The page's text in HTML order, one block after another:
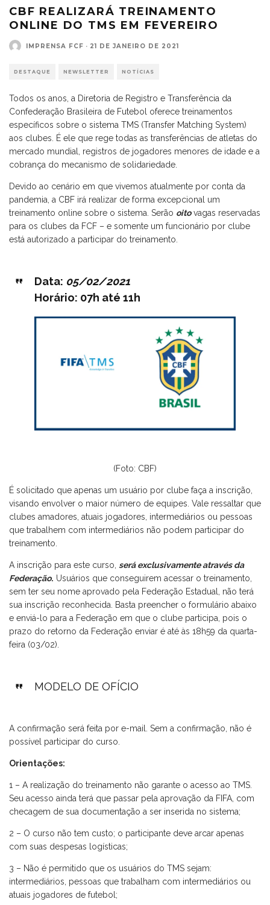
CBF REALIZARÁ TREINAMENTO
ONLINE DO TMS EM FEVEREIRO
IMPRENSA FCF · 21 DE JANEIRO DE 2021
DESTAQUE NEWSLETTER NOTÍCIAS
Todos os anos, a Diretoria de Registro e Transferência da
Confederação Brasileira de Futebol oferece treinamentos
específicos sobre o sistema TMS (Transfer Matching System)
aos clubes. É ele que rege todas as transferências de atletas do
mercado mundial, registros de jogadores menores de idade e a
cobrança do mecanismo de solidariedade.
Devido ao cenário em que vivemos atualmente por conta da
pandemia, a CBF irá realizar de forma excepcional um
treinamento online sobre o sistema. Serão oitovagas reservadas
para os clubes da FCF – e somente um funcionário por clube
está autorizado a participar do treinamento.
Data: 05/02/2021
Horário: 07h até 11h
(Foto: CBF)
É solicitado que apenas um usuário por clube faça a inscrição,
visando envolver o maior número de equipes. Vale ressaltar que
clubes amadores, atuais jogadores, intermediários ou pessoas
que trabalhem com intermediários não podem participar do
treinamento.
A inscrição para este curso, será exclusivamente através da
Federação. Usuários que conseguirem acessar o treinamento,
sem ter seu nome aprovado pela Federação Estadual, não terá
sua inscrição reconhecida. Basta preencher o formulário abaixo
e enviá-lo para a Federação em que o clube participa, pois o
prazo do retorno da Federação enviar é até às 18h59 da quarta-
feira (03/02).
MODELO DE OFÍCIO
A confirmação será feita por e-mail. Sem a confirmação, não é
possível participar do curso.
Orientações:
1 – A realização do treinamento não garante o acesso ao TMS.
Seu acesso ainda terá que passar pela aprovação da FIFA, com
checagem de sua documentação a ser inserida no sistema;
2 – O curso não tem custo; o participante deve arcar apenas
com suas despesas logísticas;
3 – Não é permitido que os usuários do TMS sejam:
intermediários, pessoas que trabalham com intermediários ou
atuais jogadores de futebol;